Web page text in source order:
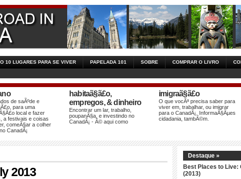
10 LUGARES PARA SE VIVER PAPELADA 101 SOBRE COMPRAR O LIVRO
de saÃºde e
para uma
local e fazer
a festivais e coisas
comeÃ§ar a colher
CanadÃ¡
habitaã§ã£o,
empregos, & dinheiro
Encontrar um lar, trabalho,
poupanÃ§a, e investindo no
CanadÃ¡ - Ã© aqui como
imigraã§ã£o
O que vocÃª precisa saber para
viver em, trabalhar, ou imigrar
para o CanadÃ¡. InformaÃ§Ãµes
cidadania, tambÃ©m.
2013
Destaque »
Best Places to Live:
(2013)